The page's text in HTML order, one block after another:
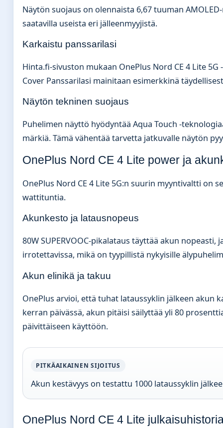
Näytön suojaus on olennaista 6,67 tuuman
saatavilla useista eri jälleenmyyjistä.
Karkaistu panssarilasi
Hinta.fi-sivuston mukaan OnePlus Nord CE 4 Lite
Cover Panssarilasi mainitaan esimerkkinä
Näytön tekninen suojaus
Puhelimen näyttö hyödyntää Aqua Touch -
märkiä. Tämä vähentää tarvetta jatkuvalle näytön
OnePlus Nord CE 4 Lite power ja
OnePlus Nord CE 4 Lite 5G:n suurin myyntivaltti on
wattituntia.
Akunkesto ja latausnopeus
80W SUPERVOOC-pikalataus täyttää akun
irrotettavissa, mikä on tyypillistä nykyisille
Akun elinikä ja takuu
OnePlus arvioi, että tuhat lataussyklin jälkeen akun
kerran päivässä, akun pitäisi säilyttää yli 80
päivittäiseen käyttöön.
PITKÄAIKAINEN SIJOITUS
Akun kestävyys on testattu 1000 lataussyklin
OnePlus Nord CE 4 Lite